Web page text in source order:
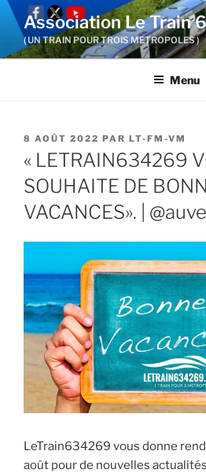
Aller
contenu
Association Le Train
( UN TRAIN POUR TROIS METROPOLES )
Menu
PUBLIÉ
8 AOÛT 2022 PAR LT-FM-VM
« LETRAIN634269
SOUHAITE DE
VACANCES». |
LeTrain634269 vous donne
août pour de nouvelles